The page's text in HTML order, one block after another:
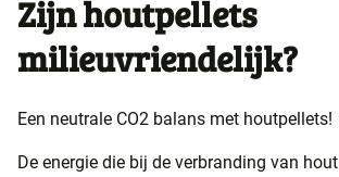
Zijn houtpellets
milieuvriendelijk?
Een neutrale CO2 balans met houtpellets!
De energie die bij de verbranding van